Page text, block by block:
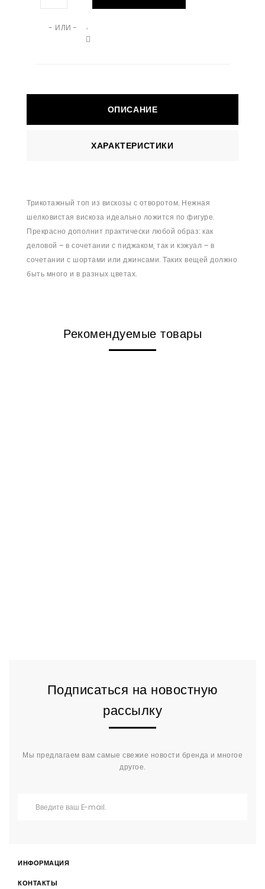
- ИЛИ -
ОПИСАНИЕ
ХАРАКТЕРИСТИКИ
Трикотажный топ из вискозы с отворотом. Нежная
шелковистая вискоза идеально ложится по фигуре.
Прекрасно дополнит практически любой образ: как
деловой – в сочетании с пиджаком, так и кэжуал – в
сочетании с шортами или джинсами. Таких вещей должно
быть много и в разных цветах.
Рекомендуемые товары
Подписаться на новостную
рассылку
Мы предлагаем вам самые свежие новости бренда и многое
другое.
ИНФОРМАЦИЯ
КОНТАКТЫ